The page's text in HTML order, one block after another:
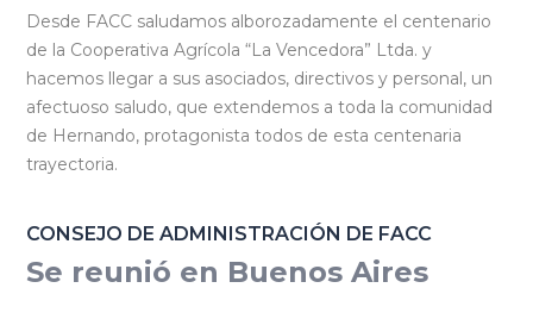
Desde FACC saludamos alborozadamente el centenario
de la Cooperativa Agrícola “La Vencedora” Ltda. y
hacemos llegar a sus asociados, directivos y personal, un
afectuoso saludo, que extendemos a toda la comunidad
de Hernando, protagonista todos de esta centenaria
trayectoria.
CONSEJO DE ADMINISTRACIÓN DE FACC
Se reunió en Buenos Aires